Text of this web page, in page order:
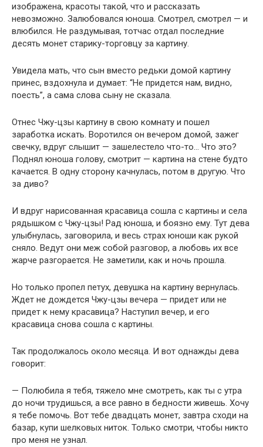
изображена, красоты такой, что и рассказать
невозможно. Залюбовался юноша. Смотрел, смотрел — и
влюбился. Не раздумывая, тотчас отдал последние
десять монет старику-торговцу за картину.
Увидела мать, что сын вместо редьки домой картину
принес, вздохнула и думает: “Не придется нам, видно,
поесть”, а сама слова сыну не сказала.
Отнес Чжу-цзы картину в свою комнату и пошел
заработка искать. Воротился он вечером домой, зажег
свечку, вдруг слышит — зашелестело что-то… Что это?
Поднял юноша голову, смотрит — картина на стене будто
качается. В одну сторону качнулась, потом в другую. Что
за диво?
И вдруг нарисованная красавица сошла с картины и села
рядышком с Чжу-цзы! Рад юноша, и боязно ему. Тут дева
улыбнулась, заговорила, и весь страх юноши как рукой
сняло. Ведут они меж собой разговор, а любовь их все
жарче разгорается. Не заметили, как и ночь прошла.
Но только пропел петух, девушка на картину вернулась.
Ждет не дождется Чжу-цзы вечера — придет или не
придет к нему красавица? Наступил вечер, и его
красавица снова сошла с картины.
Так продолжалось около месяца. И вот однажды дева
говорит:
— Полюбила я тебя, тяжело мне смотреть, как ты с утра
до ночи трудишься, а все равно в бедности живешь. Хочу
я тебе помочь. Вот тебе двадцать монет, завтра сходи на
базар, купи шелковых ниток. Только смотри, чтобы никто
про меня не узнал.